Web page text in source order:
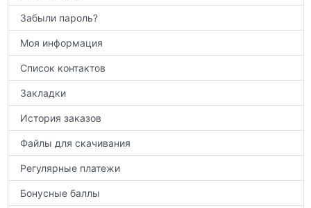
Забыли пароль?
Моя информация
Список контактов
Закладки
История заказов
Файлы для скачивания
Регулярные платежи
Бонусные баллы